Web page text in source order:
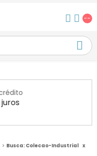
--
Busca: Colecao-Industrial x